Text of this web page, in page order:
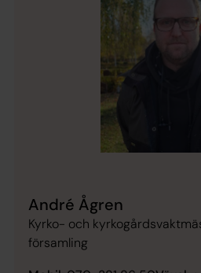
André Ågren
Kyrko- och
församling